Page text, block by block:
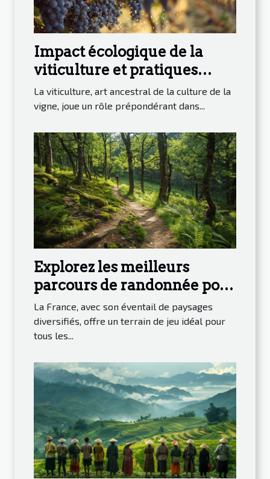
Impact écologique de la
viticulture et pratiques
durables
La viticulture, art ancestral de la culture de la
vigne, joue un rôle prépondérant dans...
Explorez les meilleurs
parcours de randonnée pour
découvrir la nature en
France
La France, avec son éventail de paysages
diversifiés, offre un terrain de jeu idéal pour
tous les...